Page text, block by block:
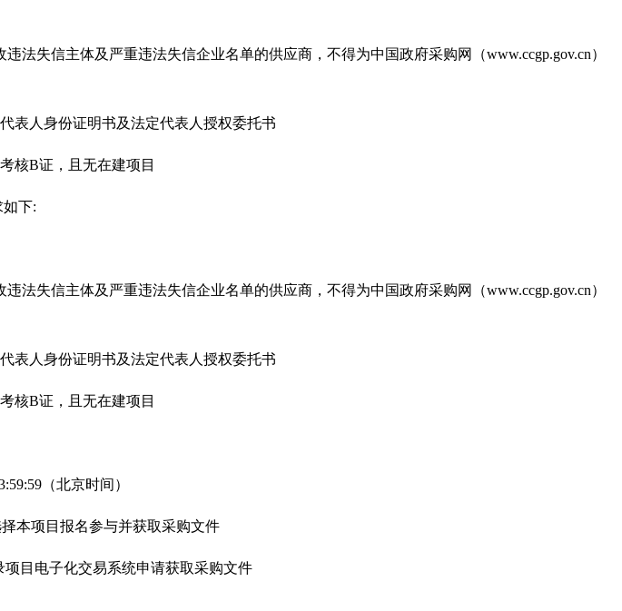
法失信主体及严重违法失信企业名单的供应商，不得为中国政府采购网（www.ccgp.gov.cn）
表人身份证明书及法定代表人授权委托书
核B证，且无在建项目
下:
法失信主体及严重违法失信企业名单的供应商，不得为中国政府采购网（www.ccgp.gov.cn）
表人身份证明书及法定代表人授权委托书
核B证，且无在建项目
（北京时间）
本项目报名参与并获取采购文件
项目电子化交易系统申请获取采购文件